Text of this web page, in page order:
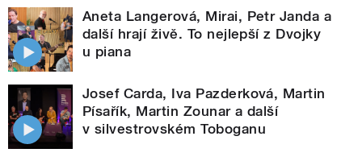
Aneta Langerová, Mirai, Petr Janda a
další hrají živě. To nejlepší z Dvojky
u piana
Josef Carda, Iva Pazderková, Martin
Písařík, Martin Zounar a další
v silvestrovském Toboganu